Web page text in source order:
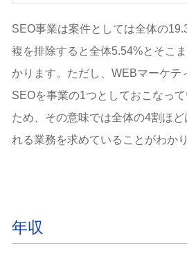
SEO事業は案件としては全体の
複を排除すると全体5.54%とそこ
かります。ただし、WEBマーケテ
SEOを事業の1つとしておこなっ
ため、その意味では全体の4割ほ
れる業務を求めていることがわかり
年収